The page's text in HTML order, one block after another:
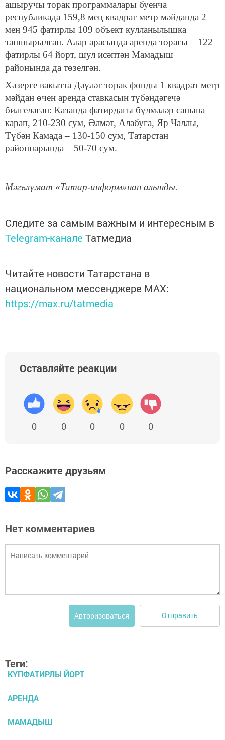
ашыручы торак программалары буенча
республикада 159,8 мең квадрат метр мәйданда 2
мең 945 фатирлы 109 объект кулланылышка
тапшырылган. Алар арасында аренда торагы – 122
фатирлы 64 йорт, шул исәптән Мамадыш
районында да төзелгән.
Хәзерге вакытта Дәүләт торак фонды 1 квадрат метр
мәйдан өчен аренда ставкасын түбәндәгечә
билгеләгән: Казанда фатирдагы бүлмәләр санына
карап, 210-230 сум, Әлмәт, Алабуга, Яр Чаллы,
Түбән Камада – 130-150 сум, Татарстан
районнарында – 50-70 сум.
Мәгълүмат «Татар-информ»нан алынды.
Следите за самым важным и интересным в
Telegram-канале Татмедиа
Читайте новости Татарстана в
национальном мессенджере MАХ:
https://max.ru/tatmedia
Оставляйте реакции
0 0 0 0 0
Расскажите друзьям
Нет комментариев
Авторизоваться Отправить
Теги:
КҮПФАТИРЛЫ ЙОРТ
АРЕНДА
МАМАДЫШ